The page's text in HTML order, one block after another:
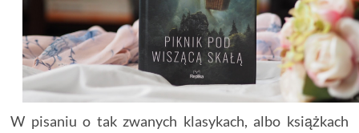
W pisaniu o tak zwanych klasykach, albo książkach